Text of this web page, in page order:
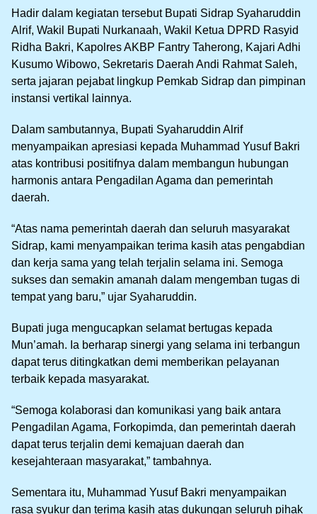
Hadir dalam kegiatan tersebut Bupati Sidrap Syaharuddin
Alrif, Wakil Bupati Nurkanaah, Wakil Ketua DPRD Rasyid
Ridha Bakri, Kapolres AKBP Fantry Taherong, Kajari Adhi
Kusumo Wibowo, Sekretaris Daerah Andi Rahmat Saleh,
serta jajaran pejabat lingkup Pemkab Sidrap dan pimpinan
instansi vertikal lainnya.
Dalam sambutannya, Bupati Syaharuddin Alrif
menyampaikan apresiasi kepada Muhammad Yusuf Bakri
atas kontribusi positifnya dalam membangun hubungan
harmonis antara Pengadilan Agama dan pemerintah
daerah.
“Atas nama pemerintah daerah dan seluruh masyarakat
Sidrap, kami menyampaikan terima kasih atas pengabdian
dan kerja sama yang telah terjalin selama ini. Semoga
sukses dan semakin amanah dalam mengemban tugas di
tempat yang baru,” ujar Syaharuddin.
Bupati juga mengucapkan selamat bertugas kepada
Mun’amah. Ia berharap sinergi yang selama ini terbangun
dapat terus ditingkatkan demi memberikan pelayanan
terbaik kepada masyarakat.
“Semoga kolaborasi dan komunikasi yang baik antara
Pengadilan Agama, Forkopimda, dan pemerintah daerah
dapat terus terjalin demi kemajuan daerah dan
kesejahteraan masyarakat,” tambahnya.
Sementara itu, Muhammad Yusuf Bakri menyampaikan
rasa syukur dan terima kasih atas dukungan seluruh pihak